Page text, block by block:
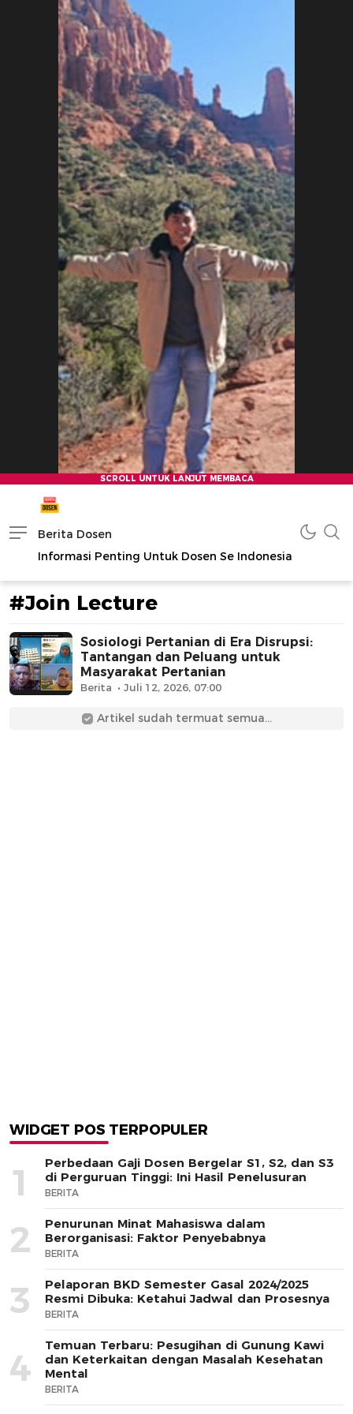
Berita Dosen
Informasi Penting Untuk Dosen Se Indonesia
#Join Lecture
Sosiologi Pertanian di Era Disrupsi:
Tantangan dan Peluang untuk
Masyarakat Pertanian
Berita Juli 12, 2026, 07:00
Artikel sudah termuat semua...
WIDGET POS TERPOPULER
1
Perbedaan Gaji Dosen Bergelar S1, S2, dan S3
di Perguruan Tinggi: Ini Hasil Penelusuran
BERITA
2
Penurunan Minat Mahasiswa dalam
Berorganisasi: Faktor Penyebabnya
BERITA
3
Pelaporan BKD Semester Gasal 2024/2025
Resmi Dibuka: Ketahui Jadwal dan Prosesnya
BERITA
4
Temuan Terbaru: Pesugihan di Gunung Kawi
dan Keterkaitan dengan Masalah Kesehatan
Mental
BERITA